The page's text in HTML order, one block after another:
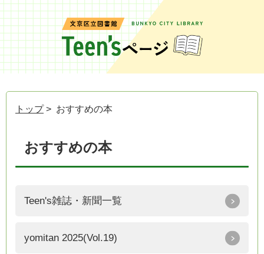
トップ> おすすめの本
おすすめの本
Teen's雑誌・新聞一覧
yomitan 2025(Vol.19)